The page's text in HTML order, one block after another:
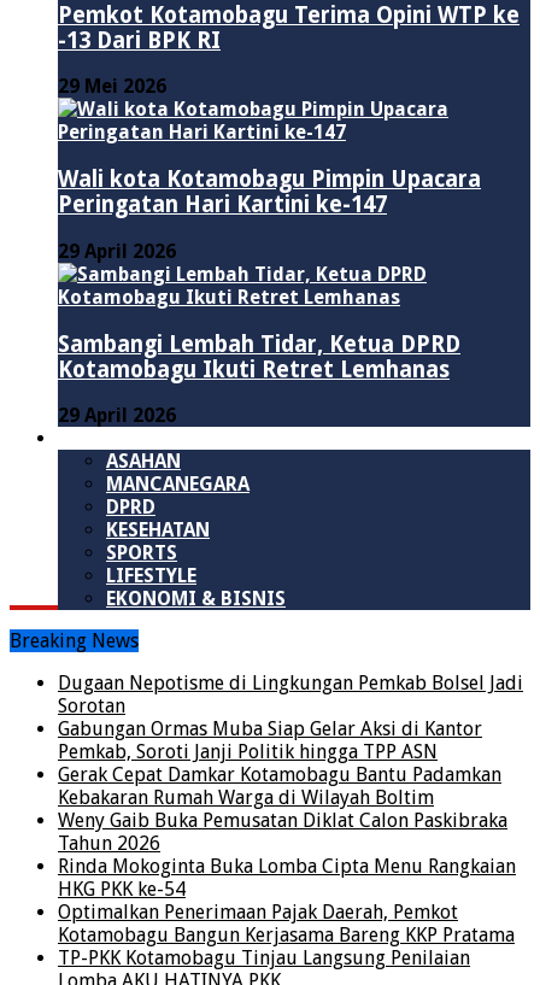
Pemkot Kotamobagu Terima Opini WTP ke
-13 Dari BPK RI
29 Mei 2026
Wali kota Kotamobagu Pimpin Upacara
Peringatan Hari Kartini ke-147
29 April 2026
Sambangi Lembah Tidar, Ketua DPRD
Kotamobagu Ikuti Retret Lemhanas
29 April 2026
ASAHAN
MANCANEGARA
DPRD
KESEHATAN
SPORTS
LIFESTYLE
EKONOMI & BISNIS
Breaking News
Dugaan Nepotisme di Lingkungan Pemkab Bolsel Jadi
Sorotan
Gabungan Ormas Muba Siap Gelar Aksi di Kantor
Pemkab, Soroti Janji Politik hingga TPP ASN
Gerak Cepat Damkar Kotamobagu Bantu Padamkan
Kebakaran Rumah Warga di Wilayah Boltim
Weny Gaib Buka Pemusatan Diklat Calon Paskibraka
Tahun 2026
Rinda Mokoginta Buka Lomba Cipta Menu Rangkaian
HKG PKK ke-54
Optimalkan Penerimaan Pajak Daerah, Pemkot
Kotamobagu Bangun Kerjasama Bareng KKP Pratama
TP-PKK Kotamobagu Tinjau Langsung Penilaian